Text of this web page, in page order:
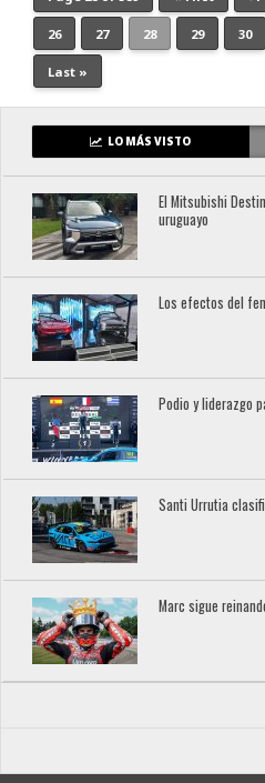
26 27 28 29 30
Last »
LO MÁS VISTO
El Mitsubishi
uruguayo
Los efectos del
Podio y liderazgo
Santi Urrutia
Marc sigue